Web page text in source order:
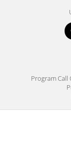
Program Call